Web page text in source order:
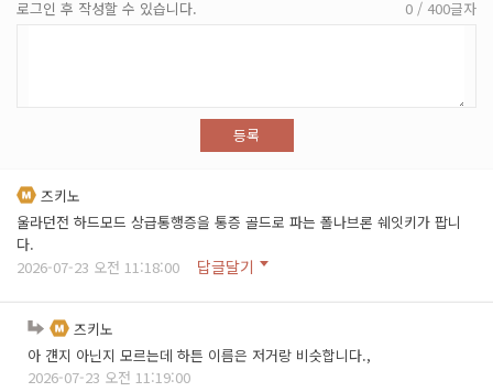
로그인 후 작성할 수 있습니다. 0 / 400글자
등록
즈키노
울라던전 하드모드 상급통행증을 통증 골드로 파는 폴나브론 쉐잇키가 팝니
다.
2026-07-23 오전 11:18:00
답글달기
즈키노
아 걘지 아닌지 모르는데 하튼 이름은 저거랑 비슷합니다.,
2026-07-23 오전 11:19:00